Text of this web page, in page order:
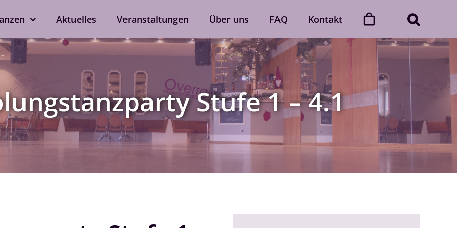
Tanzen ohne Partner
Line Dance
Single-Anmeldung
Privatstunden
Nach Verfügbarkeit auch gerne
bei eurem Wunschtrainer. Auch
Dance with friends
Der „Dance with friends“-Club
Mehr erfahren
Gutscheine
Momente voller Rhythmus und
Aktuelles Veranstaltungen Über uns FAQ Kontakt
Stufe 1 – 4.1